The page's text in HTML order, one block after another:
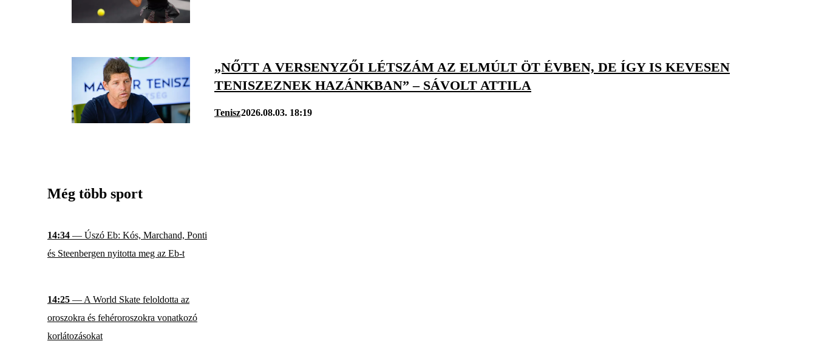
„NŐTT A VERSENYZŐI LÉTSZÁM AZ ELMÚLT ÖT ÉVBEN, DE ÍGY IS KEVESEN
TENISZEZNEK HAZÁNKBAN” – SÁVOLT ATTILA
Tenisz2026.08.03. 18:19
Még több sport
14:34 — Úszó Eb: Kós, Marchand, Ponti
és Steenbergen nyitotta meg az Eb-t
14:25 — A World Skate feloldotta az
oroszokra és fehéroroszokra vonatkozó
korlátozásokat